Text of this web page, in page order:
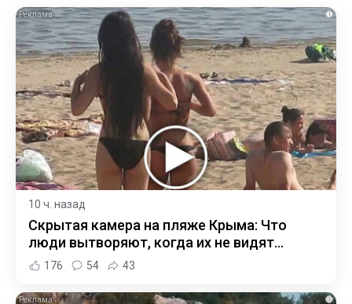
i
10 ч. назад
Скрытая камера на пляже Крыма: Что
люди вытворяют, когда их не видят...
176 54 43
i